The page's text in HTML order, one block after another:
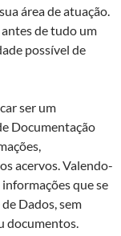
área de atuação.
de tudo um
possível de
ser um
Documentação
acervos. Valendo-
que se
Dados, sem
documentos.